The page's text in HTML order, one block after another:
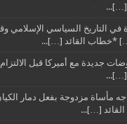
[…]...
في التاريخ السياسي الإسلامي
[…] *خطاب القائد […]...
جديدة مع أميركا قبل
[…]...
مأساة مزدوجة بفعل دمار
القائد […]...